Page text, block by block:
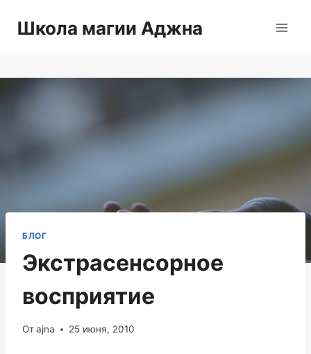
Школа магии Аджна
БЛОГ
Экстрасенсорное
восприятие
Отajna 25 июня, 2010